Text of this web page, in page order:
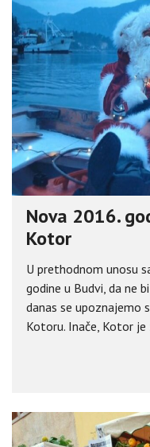
Nova 2016.
Kotor
U prethodnom unosu
godine u Budvi, da ne
danas se upoznajemo
Kotoru. Inače, Kotor